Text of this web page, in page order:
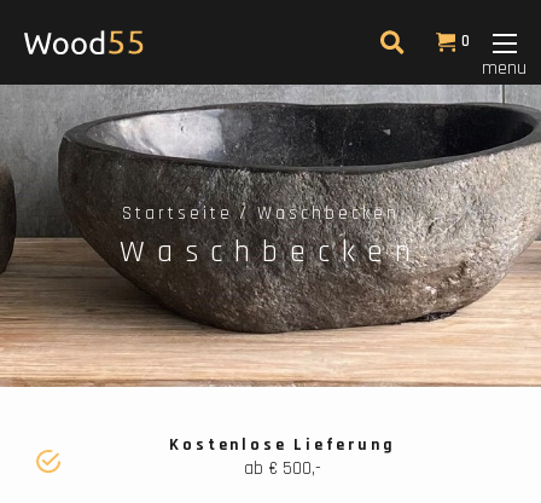
0
menu
Startseite Waschbecken
Waschbecken
Kostenlose Lieferung
ab € 500,-
Filter
Niedrigster Preis
14